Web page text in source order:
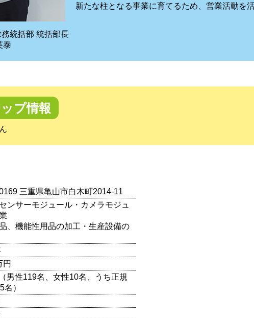
統括部 統括部長
泰
新たな柱となる事業に育てるため、営業活動を
プ情報
三重県亀山市白木町2014-11
ンサーモジュール・カメラモジュ
、機能性用品の加工・生産設備の
円
男性119名、女性10名、うち正規
名）